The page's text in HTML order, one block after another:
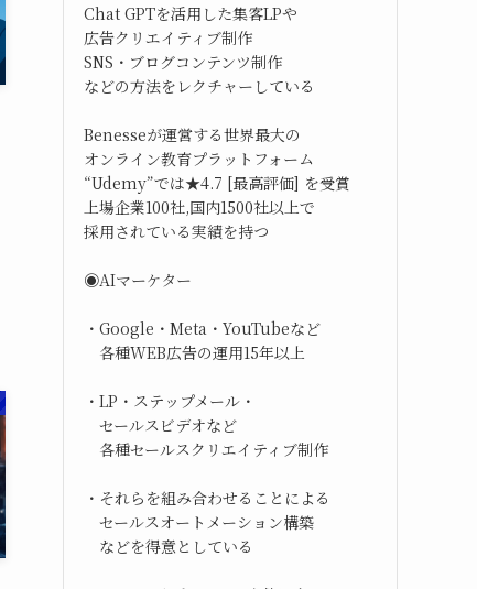
Chat GPTを活用した集客LPや
広告クリエイティブ制作
SNS・ブログコンテンツ制作
などの方法をレクチャーしている
Benesseが運営する世界最大の
オンライン教育プラットフォーム
“Udemy”では★4.7 [最高評価] を受賞
上場企業100社,国内1500社以上で
採用されている実績を持つ
◉AIマーケター
・Google・Meta・YouTubeなど
各種WEB広告の運用15年以上
・LP・ステップメール・
セールスビデオなど
各種セールスクリエイティブ制作
・それらを組み合わせることによる
セールスオートメーション構築
などを得意としている